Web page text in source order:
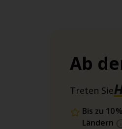
Ab
Treten Sie
Bis zu 10
Ländern